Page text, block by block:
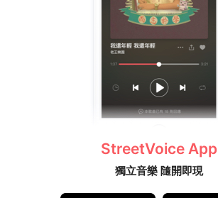
StreetVoice App
獨立音樂 隨開即現